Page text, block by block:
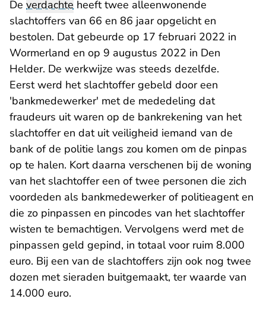
De verdachte heeft twee alleenwonende
slachtoffers van 66 en 86 jaar opgelicht en
bestolen. Dat gebeurde op 17 februari 2022 in
Wormerland en op 9 augustus 2022 in Den
Helder. De werkwijze was steeds dezelfde.
Eerst werd het slachtoffer gebeld door een
'bankmedewerker' met de mededeling dat
fraudeurs uit waren op de bankrekening van het
slachtoffer en dat uit veiligheid iemand van de
bank of de politie langs zou komen om de pinpas
op te halen. Kort daarna verschenen bij de woning
van het slachtoffer een of twee personen die zich
voordeden als bankmedewerker of politieagent en
die zo pinpassen en pincodes van het slachtoffer
wisten te bemachtigen. Vervolgens werd met de
pinpassen geld gepind, in totaal voor ruim 8.000
euro. Bij een van de slachtoffers zijn ook nog twee
dozen met sieraden buitgemaakt, ter waarde van
14.000 euro.